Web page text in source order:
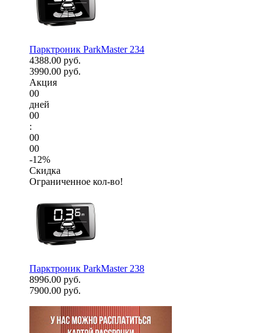
Парктроник ParkMaster 234
4388.00 руб.
3990.00 руб.
Акция
00
дней
00
:
00
00
-12%
Скидка
Ограниченное кол-во!
Парктроник ParkMaster 238
8996.00 руб.
7900.00 руб.